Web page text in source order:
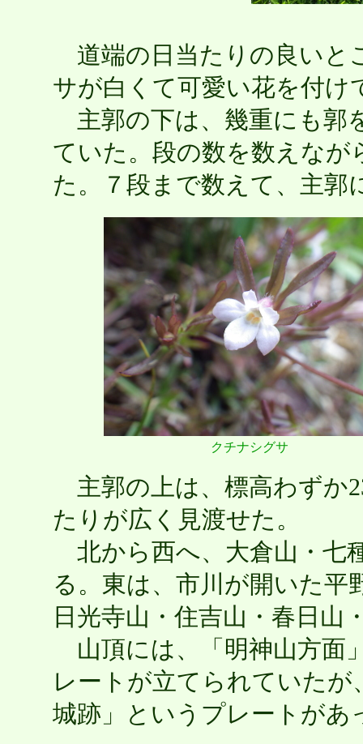
道端の日当たりの良いと
サが白くて可愛い花を付け
主郭の下は、幾重にも郭
ていた。段の数を数えな
た。７段まで数えて、主郭
クチナシグサ
主郭の上は、標高わずか
たりが広く見渡せた。
北から西へ、大倉山・七
る。東は、市川が開いた平
日光寺山・住吉山・春日山
山頂には、「明神山方面
レートが立てられていた
城跡」というプレートがあ